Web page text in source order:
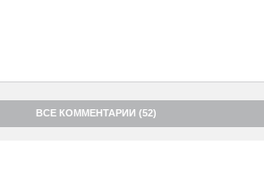
ВСЕ КОММЕНТАРИИ (52)